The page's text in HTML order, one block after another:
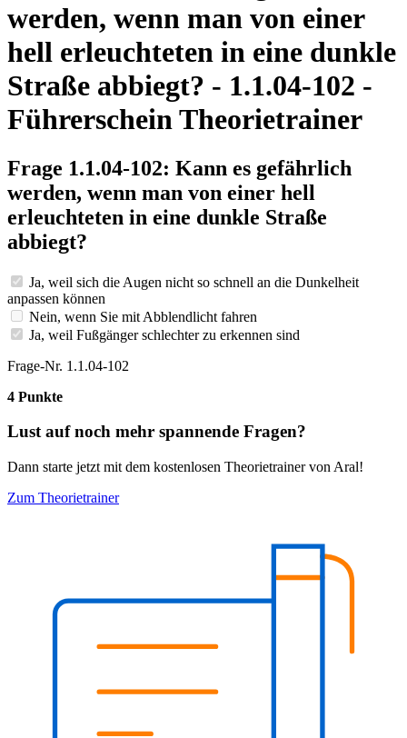
werden, wenn man von einer
hell erleuchteten in eine dunkle
Straße abbiegt? - 1.1.04-102 -
Führerschein Theorietrainer
Frage 1.1.04-102: Kann es gefährlich
werden, wenn man von einer hell
erleuchteten in eine dunkle Straße
abbiegt?
Ja, weil sich die Augen nicht so schnell an die Dunkelheit
anpassen können
Nein, wenn Sie mit Abblendlicht fahren
Ja, weil Fußgänger schlechter zu erkennen sind
Frage-Nr. 1.1.04-102
4 Punkte
Lust auf noch mehr spannende Fragen?
Dann starte jetzt mit dem kostenlosen Theorietrainer von Aral!
Zum Theorietrainer